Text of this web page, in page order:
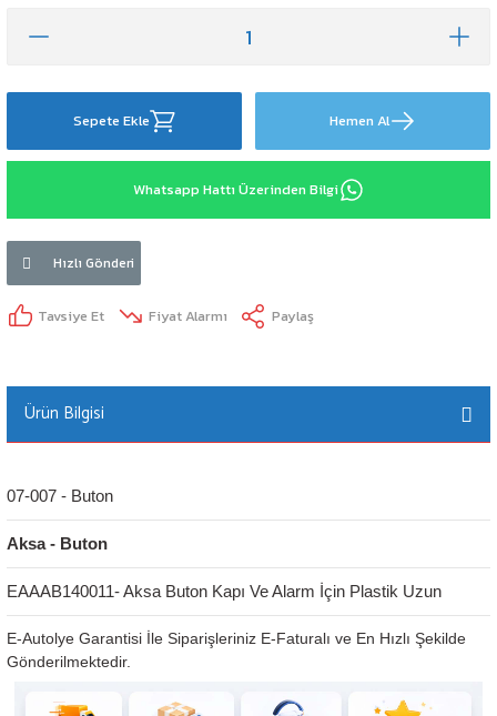
Sepete Ekle Hemen Al
Whatsapp Hattı Üzerinden Bilgi
Hızlı Gönderi
Tavsiye Et Fiyat Alarmı Paylaş
Ürün Bilgisi
07-007 - Buton
Aksa - Buton
EAAAB140011- Aksa Buton Kapı Ve Alarm İçin Plastik Uzun
E-Autolye Garantisi İle Siparişleriniz E-Faturalı ve En Hızlı Şekilde
Gönderilmektedir.